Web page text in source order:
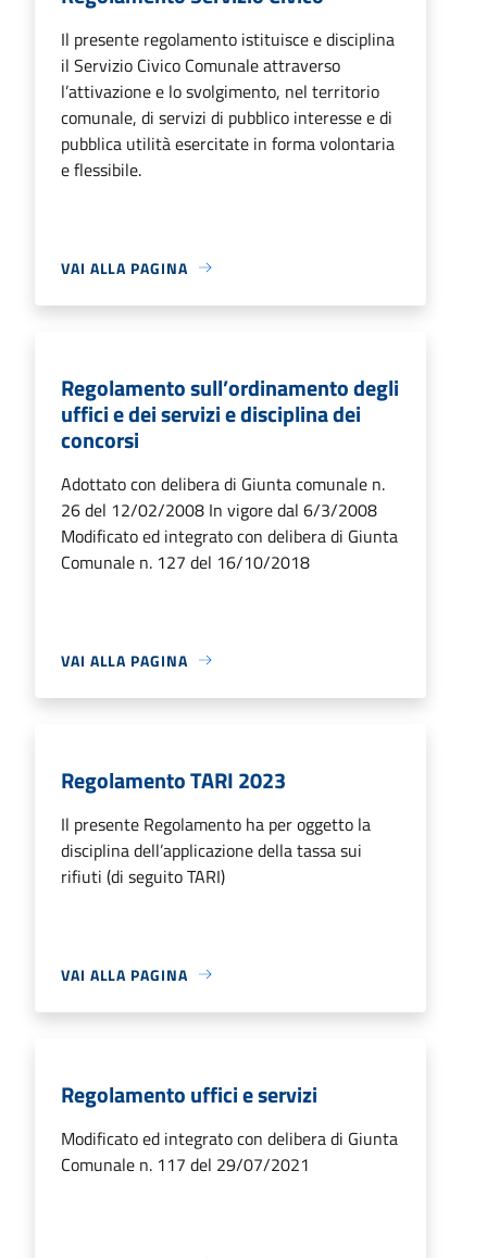
Il presente regolamento istituisce e disciplina
il Servizio Civico Comunale attraverso
l’attivazione e lo svolgimento, nel territorio
comunale, di servizi di pubblico interesse e di
pubblica utilità esercitate in forma volontaria
e flessibile.
VAI ALLA PAGINA
Regolamento sull’ordinamento degli
uffici e dei servizi e disciplina dei
concorsi
Adottato con delibera di Giunta comunale n.
26 del 12/02/2008 In vigore dal 6/3/2008
Modificato ed integrato con delibera di Giunta
Comunale n. 127 del 16/10/2018
VAI ALLA PAGINA
Regolamento TARI 2023
Il presente Regolamento ha per oggetto la
disciplina dell’applicazione della tassa sui
rifiuti (di seguito TARI)
VAI ALLA PAGINA
Regolamento uffici e servizi
Modificato ed integrato con delibera di Giunta
Comunale n. 117 del 29/07/2021